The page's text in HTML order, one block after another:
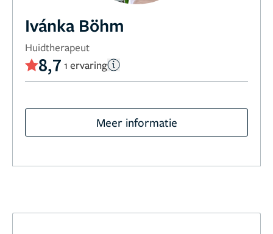
Ivánka Böhm
Huidtherapeut
8,7 1 ervaring
Meer informatie